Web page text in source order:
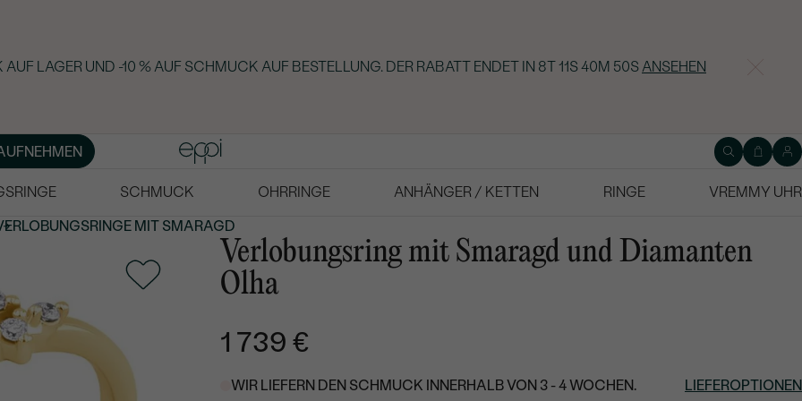
LAGER UND -10 % AUF SCHMUCK AUF BESTELLUNG. DER RABATT ENDET IN 8T 11S 40M 49SANSEHEN
SCHMUCK OHRRINGE ANHÄNGER / KETTEN RINGE
VREMMY UHR
MIT SMARAGD
Verlobungsring mit Smaragd und Diamanten
Olha
1 739 €
WIR LIEFERN DEN SCHMUCK INNERHALB VON 3 - 4 WOCHEN. LIEFEROPTIONEN